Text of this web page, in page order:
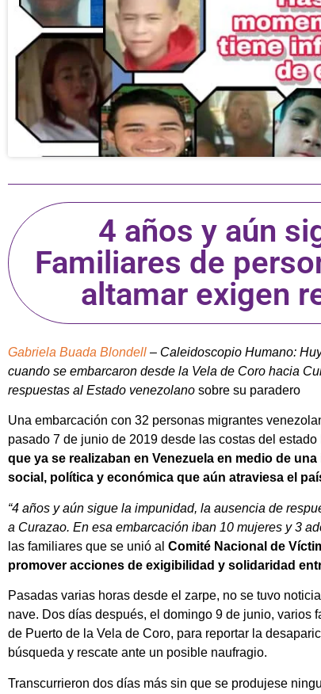
4 años y aún
Familiares de
altamar exigen
Gabriela Buada Blondell – Caleidoscopio Humano:
cuando se embarcaron desde la Vela de Coro hacia
respuestas al Estado venezolano sobre su paradero
Una embarcación con 32 personas migrantes
pasado 7 de junio de 2019 desde las costas del
que ya se realizaban en Venezuela en medio de
social, política y económica que aún atraviesa el
“4 años y aún sigue la impunidad, la ausencia de
a Curazao. En esa embarcación iban 10 mujeres y 3
las familiares que se unió al Comité Nacional de
promover acciones de exigibilidad y solidaridad
Pasadas varias horas desde el zarpe, no se tuvo
nave. Dos días después, el domingo 9 de junio,
de Puerto de la Vela de Coro, para reportar la
búsqueda y rescate ante un posible naufragio.
Transcurrieron dos días más sin que se produjese